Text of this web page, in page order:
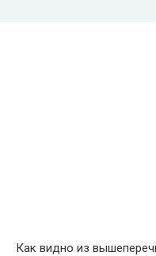
Как видно из